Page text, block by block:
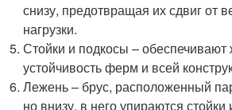
снизу, предотвращая их сдвиг от
нагрузки.
Стойки и подкосы – обеспечивают
устойчивость ферм и всей
Лежень – брус, расположенный
но внизу, в него упираются стойки